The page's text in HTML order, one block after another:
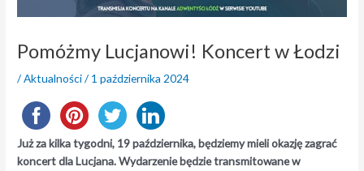
Pomóżmy Lucjanowi! Koncert w Łodzi
/Aktualności/ 1 października 2024
Już za kilka tygodni, 19 października, będziemy mieli okazję zagrać
koncert dla Lucjana. Wydarzenie będzie transmitowane w